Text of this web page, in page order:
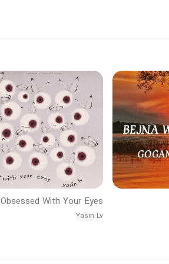
Obsessed With Your Eyes
Yasin Lv